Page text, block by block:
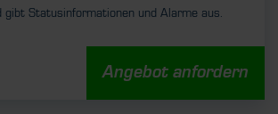
gibt Statusinformationen und Alarme aus.
Angebot anfordern